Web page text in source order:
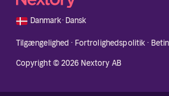
🇩🇰 Danmark·Dansk
Tilgængelighed · Fortrolighedspolitik ·
Copyright © 2026 Nextory AB